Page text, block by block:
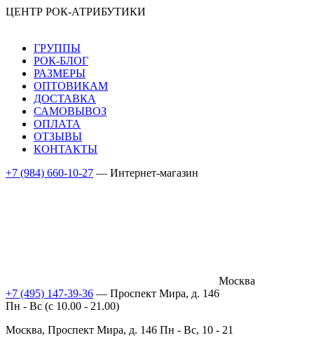
ЦЕНТР РОК-АТРИБУТИКИ
ГРУППЫ
РОК-БЛОГ
РАЗМЕРЫ
ОПТОВИКАМ
ДОСТАВКА
САМОВЫВОЗ
ОПЛАТА
ОТЗЫВЫ
КОНТАКТЫ
+7 (984) 660-10-27 — Интернет-магазин
Москва
+7 (495) 147-39-36 — Проспект Мира, д. 146
Пн - Вс (c 10.00 - 21.00)
Москва, Проспект Мира, д. 146 Пн - Вс, 10 - 21